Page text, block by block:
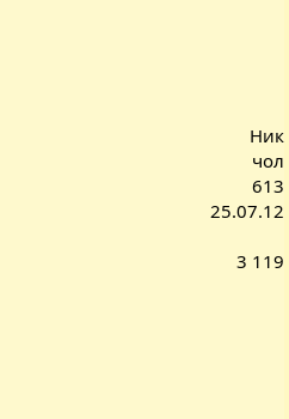
Ник
чол
613
25.07.12
3 119